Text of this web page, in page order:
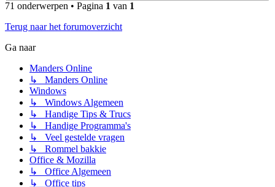
71 onderwerpen • Pagina 1 van 1
Terug naar het forumoverzicht
Ga naar
Manders Online
↳ Manders Online
Windows
↳ Windows Algemeen
↳ Handige Tips & Trucs
↳ Handige Programma's
↳ Veel gestelde vragen
↳ Rommel bakkie
Office & Mozilla
↳ Office Algemeen
↳ Office tips